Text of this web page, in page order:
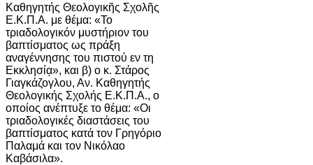
Καθηγητής Θεολογικῆς Σχολῆς
Ε.Κ.Π.Α. με θέμα: «Το
τριαδολογικόν μυστήριον του
βαπτίσματος ως πράξη
αναγέννησης του πιστού εν τη
Εκκλησίᾳ», και β) ο κ. Στάρος
Γιαγκάζογλου, Αν. Καθηγητής
Θεολογικής Σχολής Ε.Κ.Π.Α., ο
οποίος ανέπτυξε το θέμα: «Οι
τριαδολογικές διαστάσεις του
βαπτίσματος κατά τον Γρηγόριο
Παλαμά και τον Νικόλαο
Καβάσιλα».